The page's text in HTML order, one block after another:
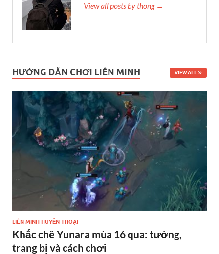
View all posts by thong →
HƯỚNG DẪN CHƠI LIÊN MINH VIEW ALL
LIÊN MINH HUYỀN THOẠI
Khắc chế Yunara mùa 16 qua: tướng,
trang bị và cách chơi